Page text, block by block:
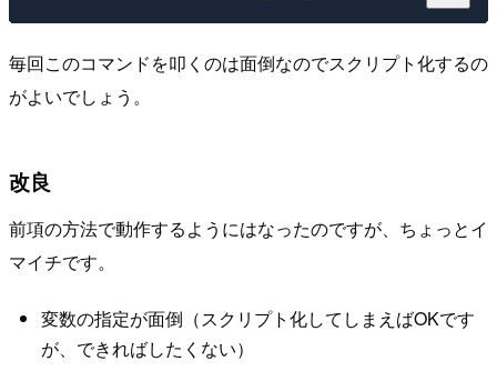
毎回このコマンドを叩くのは面倒なのでスクリプト化するの
がよいでしょう。
改良
前項の方法で動作するようにはなったのですが、ちょっとイ
マイチです。
変数の指定が面倒（スクリプト化してしまえばOKです
が、できればしたくない）